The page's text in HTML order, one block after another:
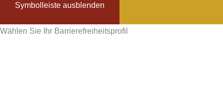
Symbolleiste ausblenden
Wählen Sie Ihr Barrierefreiheitsprofil